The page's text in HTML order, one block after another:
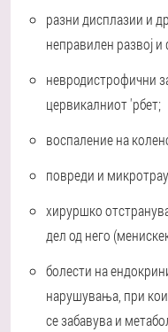
разни дисплазии и
неправилен развој
невродистрофични
цервикалниот 'рбет;
воспаление на
повреди и
хируршко
дел од него
болести на
нарушувања, при
се забавува и